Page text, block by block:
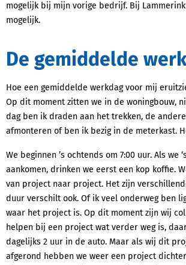
mogelijk bij mijn vorige bedrijf. Bij
mogelijk.
De gemiddelde
Hoe een gemiddelde werkdag voor mij
Op dit moment zitten we in de woningbouw,
dag ben ik draden aan het trekken, de
afmonteren of ben ik bezig in de meterkast.
We beginnen ’s ochtends om 7:00 uur. Als we
aankomen, drinken we eerst een kop koffie.
van project naar project. Het zijn
duur verschilt ook. Of ik veel onderweg ben
waar het project is. Op dit moment zijn wij
helpen bij een project wat verder weg is,
dagelijks 2 uur in de auto. Maar als wij dit
afgerond hebben we weer een project